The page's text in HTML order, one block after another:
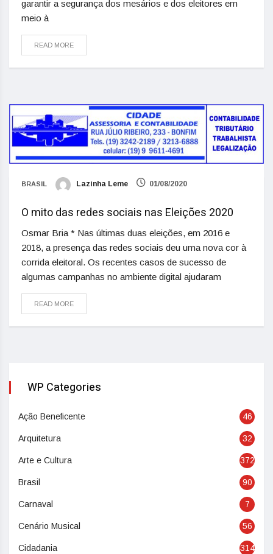
garantir a segurança dos mesários e dos eleitores em
meio à
READ MORE
BRASIL Lazinha Leme 01/08/2020
O mito das redes sociais nas Eleições 2020
Osmar Bria * Nas últimas duas eleições, em 2016 e
2018, a presença das redes sociais deu uma nova cor à
corrida eleitoral. Os recentes casos de sucesso de
algumas campanhas no ambiente digital ajudaram
READ MORE
WP Categories
Ação Beneficente 46
Arquitetura 32
Arte e Cultura 372
Brasil 90
Carnaval 7
Cenário Musical 56
Cidadania 314